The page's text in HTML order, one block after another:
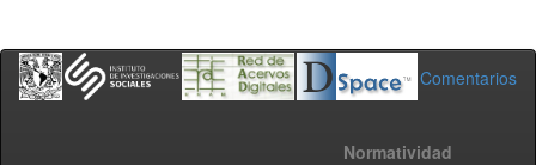
Comentarios
Normatividad